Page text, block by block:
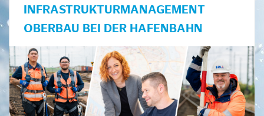
INFRASTRUKTURMANAGEMENT
OBERBAU BEI DER HAFENBAHN